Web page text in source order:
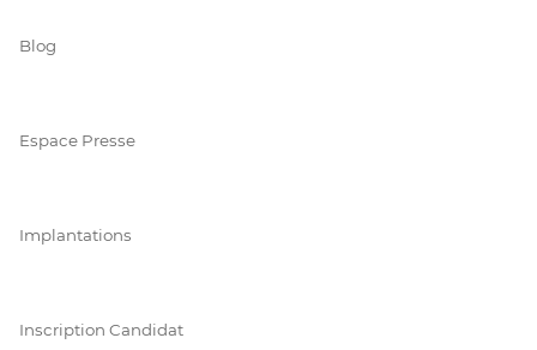
Blog
Espace Presse
Implantations
Inscription Candidat